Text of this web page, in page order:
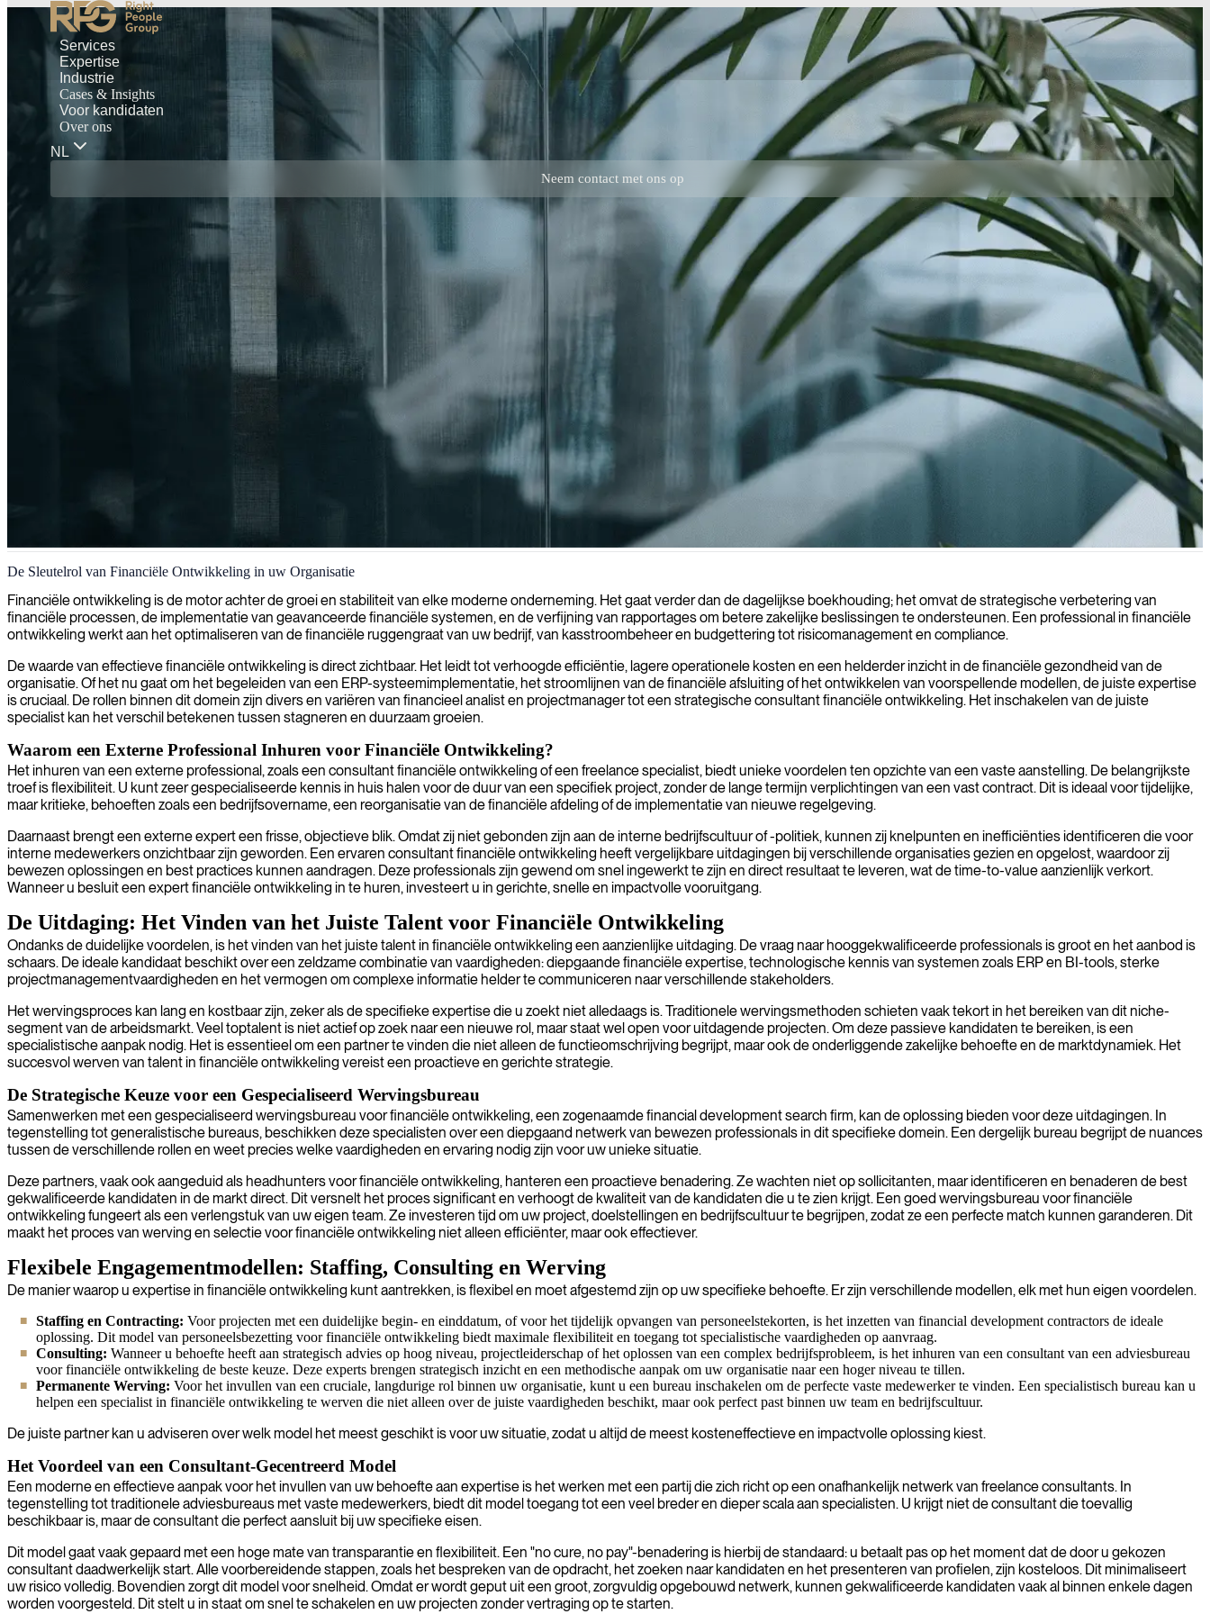
Services
Expertise
Industrie
Cases & Insights
Voor kandidaten
Over ons
NL
Neem contact met ons op
Financiële analyse en ontwikkeling
Wij bieden ervaren financiële analyse om uw bedrijfsstrategie en prestaties te optimaliseren.
De Sleutelrol van Financiële Ontwikkeling in uw Organisatie
Financiële ontwikkeling is de motor achter de groei en stabiliteit van elke moderne onderneming. Het gaat verder dan de dagelijkse boekhouding; het omvat de strategische verbetering van
financiële processen, de implementatie van geavanceerde financiële systemen, en de verfijning van rapportages om betere zakelijke beslissingen te ondersteunen. Een professional in financiële
ontwikkeling werkt aan het optimaliseren van de financiële ruggengraat van uw bedrijf, van kasstroombeheer en budgettering tot risicomanagement en compliance.
De waarde van effectieve financiële ontwikkeling is direct zichtbaar. Het leidt tot verhoogde efficiëntie, lagere operationele kosten en een helderder inzicht in de financiële gezondheid van de
organisatie. Of het nu gaat om het begeleiden van een ERP-systeemimplementatie, het stroomlijnen van de financiële afsluiting of het ontwikkelen van voorspellende modellen, de juiste expertise
is cruciaal. De rollen binnen dit domein zijn divers en variëren van financieel analist en projectmanager tot een strategische consultant financiële ontwikkeling. Het inschakelen van de juiste
specialist kan het verschil betekenen tussen stagneren en duurzaam groeien.
Waarom een Externe Professional Inhuren voor Financiële Ontwikkeling?
Het inhuren van een externe professional, zoals een consultant financiële ontwikkeling of een freelance specialist, biedt unieke voordelen ten opzichte van een vaste aanstelling. De belangrijkste
troef is flexibiliteit. U kunt zeer gespecialiseerde kennis in huis halen voor de duur van een specifiek project, zonder de lange termijn verplichtingen van een vast contract. Dit is ideaal voor tijdelijke,
maar kritieke, behoeften zoals een bedrijfsovername, een reorganisatie van de financiële afdeling of de implementatie van nieuwe regelgeving.
Daarnaast brengt een externe expert een frisse, objectieve blik. Omdat zij niet gebonden zijn aan de interne bedrijfscultuur of -politiek, kunnen zij knelpunten en inefficiënties identificeren die voor
interne medewerkers onzichtbaar zijn geworden. Een ervaren consultant financiële ontwikkeling heeft vergelijkbare uitdagingen bij verschillende organisaties gezien en opgelost, waardoor zij
bewezen oplossingen en best practices kunnen aandragen. Deze professionals zijn gewend om snel ingewerkt te zijn en direct resultaat te leveren, wat de time-to-value aanzienlijk verkort.
Wanneer u besluit een expert financiële ontwikkeling in te huren, investeert u in gerichte, snelle en impactvolle vooruitgang.
De Uitdaging: Het Vinden van het Juiste Talent voor Financiële Ontwikkeling
Ondanks de duidelijke voordelen, is het vinden van het juiste talent in financiële ontwikkeling een aanzienlijke uitdaging. De vraag naar hooggekwalificeerde professionals is groot en het aanbod is
schaars. De ideale kandidaat beschikt over een zeldzame combinatie van vaardigheden: diepgaande financiële expertise, technologische kennis van systemen zoals ERP en BI-tools, sterke
projectmanagementvaardigheden en het vermogen om complexe informatie helder te communiceren naar verschillende stakeholders.
Het wervingsproces kan lang en kostbaar zijn, zeker als de specifieke expertise die u zoekt niet alledaags is. Traditionele wervingsmethoden schieten vaak tekort in het bereiken van dit niche-
segment van de arbeidsmarkt. Veel toptalent is niet actief op zoek naar een nieuwe rol, maar staat wel open voor uitdagende projecten. Om deze passieve kandidaten te bereiken, is een
specialistische aanpak nodig. Het is essentieel om een partner te vinden die niet alleen de functieomschrijving begrijpt, maar ook de onderliggende zakelijke behoefte en de marktdynamiek. Het
succesvol werven van talent in financiële ontwikkeling vereist een proactieve en gerichte strategie.
De Strategische Keuze voor een Gespecialiseerd Wervingsbureau
Samenwerken met een gespecialiseerd wervingsbureau voor financiële ontwikkeling, een zogenaamde financial development search firm, kan de oplossing bieden voor deze uitdagingen. In
tegenstelling tot generalistische bureaus, beschikken deze specialisten over een diepgaand netwerk van bewezen professionals in dit specifieke domein. Een dergelijk bureau begrijpt de nuances
tussen de verschillende rollen en weet precies welke vaardigheden en ervaring nodig zijn voor uw unieke situatie.
Deze partners, vaak ook aangeduid als headhunters voor financiële ontwikkeling, hanteren een proactieve benadering. Ze wachten niet op sollicitanten, maar identificeren en benaderen de best
gekwalificeerde kandidaten in de markt direct. Dit versnelt het proces significant en verhoogt de kwaliteit van de kandidaten die u te zien krijgt. Een goed wervingsbureau voor financiële
ontwikkeling fungeert als een verlengstuk van uw eigen team. Ze investeren tijd om uw project, doelstellingen en bedrijfscultuur te begrijpen, zodat ze een perfecte match kunnen garanderen. Dit
maakt het proces van werving en selectie voor financiële ontwikkeling niet alleen efficiënter, maar ook effectiever.
Flexibele Engagementmodellen: Staffing, Consulting en Werving
De manier waarop u expertise in financiële ontwikkeling kunt aantrekken, is flexibel en moet afgestemd zijn op uw specifieke behoefte. Er zijn verschillende modellen, elk met hun eigen voordelen.
Staffing en Contracting: Voor projecten met een duidelijke begin- en einddatum, of voor het tijdelijk opvangen van personeelstekorten, is het inzetten van financial development contractors de ideale
oplossing. Dit model van personeelsbezetting voor financiële ontwikkeling biedt maximale flexibiliteit en toegang tot specialistische vaardigheden op aanvraag.
Consulting: Wanneer u behoefte heeft aan strategisch advies op hoog niveau, projectleiderschap of het oplossen van een complex bedrijfsprobleem, is het inhuren van een consultant van een adviesbureau
voor financiële ontwikkeling de beste keuze. Deze experts brengen strategisch inzicht en een methodische aanpak om uw organisatie naar een hoger niveau te tillen.
Permanente Werving: Voor het invullen van een cruciale, langdurige rol binnen uw organisatie, kunt u een bureau inschakelen om de perfecte vaste medewerker te vinden. Een specialistisch bureau kan u
helpen een specialist in financiële ontwikkeling te werven die niet alleen over de juiste vaardigheden beschikt, maar ook perfect past binnen uw team en bedrijfscultuur.
De juiste partner kan u adviseren over welk model het meest geschikt is voor uw situatie, zodat u altijd de meest kosteneffectieve en impactvolle oplossing kiest.
Het Voordeel van een Consultant-Gecentreerd Model
Een moderne en effectieve aanpak voor het invullen van uw behoefte aan expertise is het werken met een partij die zich richt op een onafhankelijk netwerk van freelance consultants. In
tegenstelling tot traditionele adviesbureaus met vaste medewerkers, biedt dit model toegang tot een veel breder en dieper scala aan specialisten. U krijgt niet de consultant die toevallig
beschikbaar is, maar de consultant die perfect aansluit bij uw specifieke eisen.
Dit model gaat vaak gepaard met een hoge mate van transparantie en flexibiliteit. Een "no cure, no pay"-benadering is hierbij de standaard: u betaalt pas op het moment dat de door u gekozen
consultant daadwerkelijk start. Alle voorbereidende stappen, zoals het bespreken van de opdracht, het zoeken naar kandidaten en het presenteren van profielen, zijn kosteloos. Dit minimaliseert
uw risico volledig. Bovendien zorgt dit model voor snelheid. Omdat er wordt geput uit een groot, zorgvuldig opgebouwd netwerk, kunnen gekwalificeerde kandidaten vaak al binnen enkele dagen
worden voorgesteld. Dit stelt u in staat om snel te schakelen en uw projecten zonder vertraging op te starten.